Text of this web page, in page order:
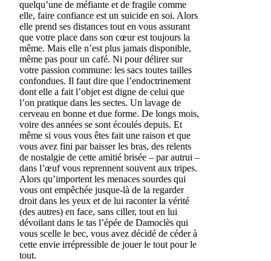
quelqu’une de méfiante et de fragile comme
elle, faire confiance est un suicide en soi. Alors
elle prend ses distances tout en vous assurant
que votre place dans son cœur est toujours la
même. Mais elle n’est plus jamais disponible,
même pas pour un café. Ni pour délirer sur
votre passion commune: les sacs toutes tailles
confondues. Il faut dire que l’endoctrinement
dont elle a fait l’objet est digne de celui que
l’on pratique dans les sectes. Un lavage de
cerveau en bonne et due forme. De longs mois,
voire des années se sont écoulés depuis. Et
même si vous vous êtes fait une raison et que
vous avez fini par baisser les bras, des relents
de nostalgie de cette amitié brisée – par autrui –
dans l’œuf vous reprennent souvent aux tripes.
Alors qu’importent les menaces sourdes qui
vous ont empêchée jusque-là de la regarder
droit dans les yeux et de lui raconter la vérité
(des autres) en face, sans ciller, tout en lui
dévoilant dans le tas l’épée de Damoclès qui
vous scelle le bec, vous avez décidé de céder à
cette envie irrépressible de jouer le tout pour le
tout.